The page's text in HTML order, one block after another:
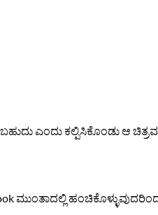
ಎಂದು ಕಲ್ಪಿಸಿಕೊಂಡು ಆ
ಮುಂತಾದಲ್ಲಿ